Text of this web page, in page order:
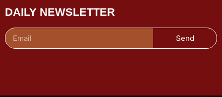
DAILY NEWSLETTER
Send